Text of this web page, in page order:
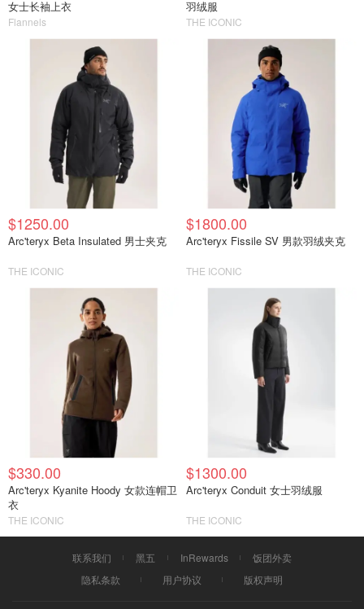
女士长袖上衣
Flannels
羽绒服
THE ICONIC
$1250.00
Arc'teryx Beta Insulated 男士夹克
THE ICONIC
$1800.00
Arc'teryx Fissile SV 男款羽绒夹克
THE ICONIC
$330.00
Arc'teryx Kyanite Hoody 女款连帽卫
衣
THE ICONIC
$1300.00
Arc'teryx Conduit 女士羽绒服
THE ICONIC
联系我们 黑五 InRewards
饭团外卖
隐私条款
用户协议 版权声明